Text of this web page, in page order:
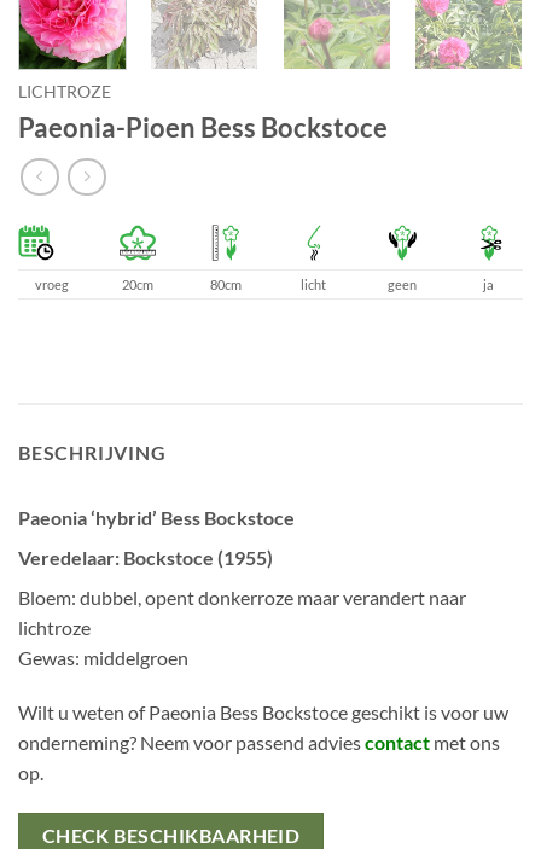
LICHTROZE
Paeonia-Pioen Bess Bockstoce
vroeg 20cm 80cm licht geen ja
BESCHRIJVING
Paeonia ‘hybrid’ Bess Bockstoce
Veredelaar: Bockstoce (1955)
Bloem: dubbel, opent donkerroze maar verandert naar
lichtroze
Gewas: middelgroen
Wilt u weten of Paeonia Bess Bockstoce geschikt is voor uw
onderneming? Neem voor passend adviescontact met ons
op.
CHECK BESCHIKBAARHEID